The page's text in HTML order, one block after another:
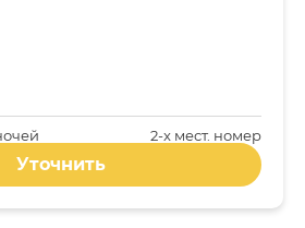
2-x мест. номер
Уточнить